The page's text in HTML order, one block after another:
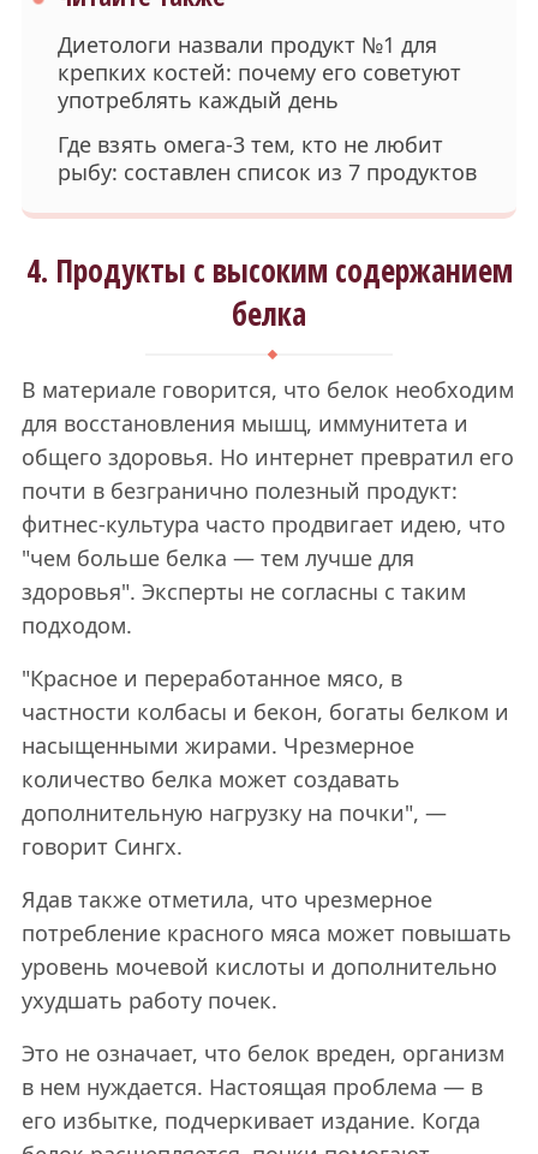
Диетологи назвали продукт №1 для
крепких костей: почему его советуют
употреблять каждый день
Где взять омега-3 тем, кто не любит
рыбу: составлен список из 7 продуктов
4. Продукты с высоким содержанием
белка
В материале говорится, что белок необходим
для восстановления мышц, иммунитета и
общего здоровья. Но интернет превратил его
почти в безгранично полезный продукт:
фитнес-культура часто продвигает идею, что
"чем больше белка — тем лучше для
здоровья". Эксперты не согласны с таким
подходом.
"Красное и переработанное мясо, в
частности колбасы и бекон, богаты белком и
насыщенными жирами. Чрезмерное
количество белка может создавать
дополнительную нагрузку на почки", —
говорит Сингх.
Ядав также отметила, что чрезмерное
потребление красного мяса может повышать
уровень мочевой кислоты и дополнительно
ухудшать работу почек.
Это не означает, что белок вреден, организм
в нем нуждается. Настоящая проблема — в
его избытке, подчеркивает издание. Когда